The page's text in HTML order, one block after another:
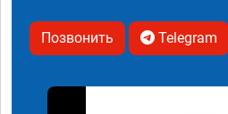
Позвонить Telegram